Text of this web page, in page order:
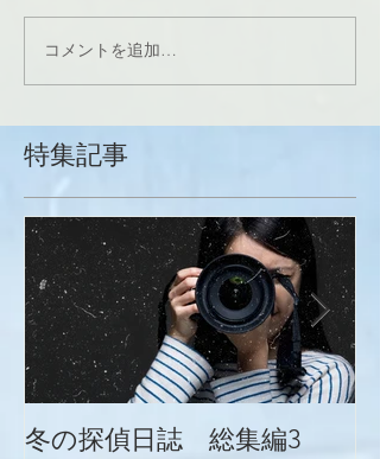
コメントを追加…
特集記事
冬の探偵日誌 総集編3